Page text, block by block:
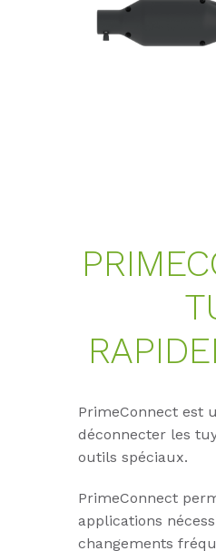
PrimeConnect est
déconnecter les
outils spéciaux.
PrimeConnect
applications
changements